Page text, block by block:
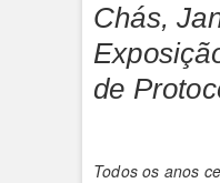
Chás,
de
Todos os anos